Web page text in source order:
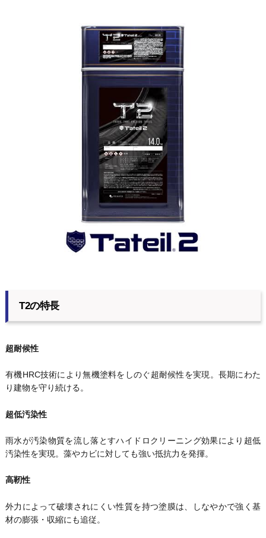
T2の特長
超耐候性
有機HRC技術により無機塗料をしのぐ超耐候性を実現。長期にわた
り建物を守り続ける。
超低汚染性
雨水が汚染物質を流し落とすハイドロクリーニング効果により超低
汚染性を実現。藻やカビに対しても強い抵抗力を発揮。
高靭性
外力によって破壊されにくい性質を持つ塗膜は、しなやかで強く基
材の膨張・収縮にも追従。